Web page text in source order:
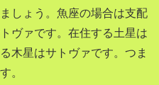
しょう。魚座の場合は支配
ヴァです。在住する土星は
木星はサトヴァです。つま
。